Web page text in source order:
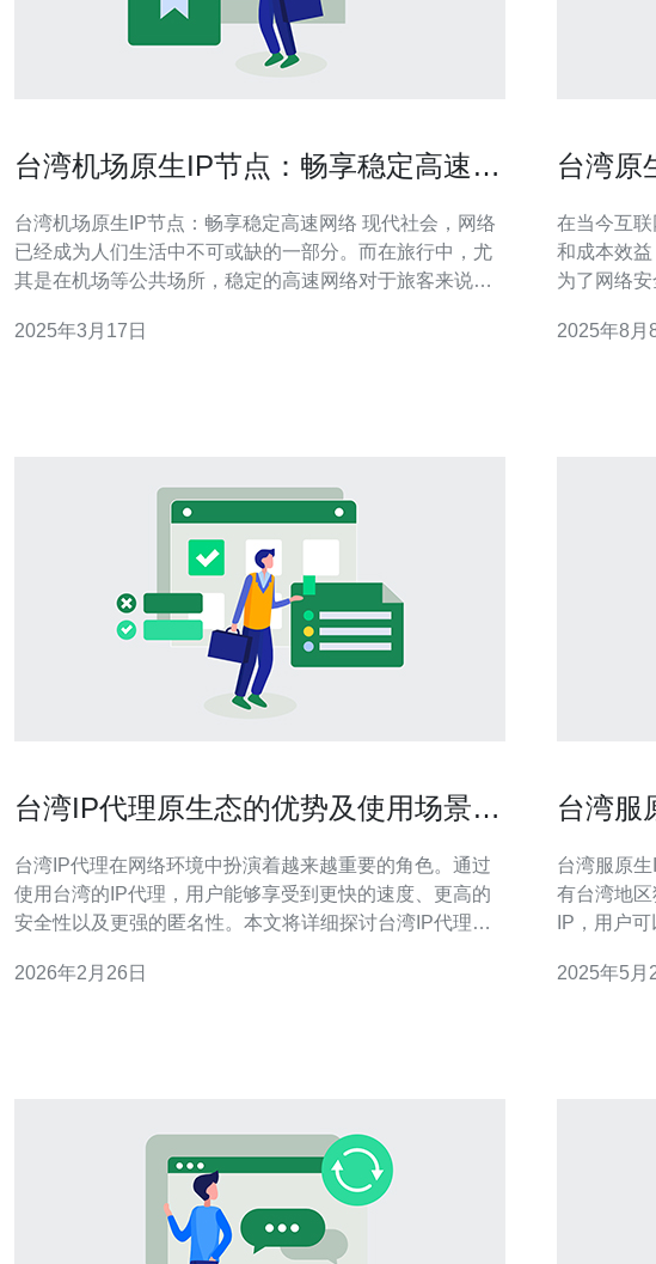
台湾机场原生IP节点：畅享稳定高速网
台湾机场原生IP节点：畅享稳定高速网络 现代社会，网络
已经成为人们生活中不可或缺的一部分。而在旅行中，尤
其是在机场等公共场所，稳定的高速网络对于旅客来说尤
定高速网络的服务，为旅客们带来了便利和舒适。 原生IP
2025年3月17日
台湾原
在当今互
和成本效
为了网络
理，以及其
2025年8月
台湾IP代理原生态的优势及使用场景探
台湾IP代理在网络环境中扮演着越来越重要的角色。通过
使用台湾的IP代理，用户能够享受到更快的速度、更高的
安全性以及更强的匿名性。本文将详细探讨台湾IP代理的
湾IP代理的优势 台湾IP代理的优势主要体现在以下几个方
2026年2月26日
台湾服
台湾服原生IP：
有台湾地
IP，用户
其他国家或
2025年5月